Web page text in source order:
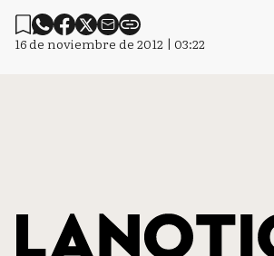
16 de noviembre de 2012 | 03:22